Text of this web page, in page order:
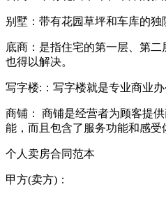
别墅：带有花园草坪和车库的
底商：是指住宅的第一层、第
也得以解决。
写字楼:：写字楼就是专业商业
商铺： 商铺是经营者为顾客提
能，而且包含了服务功能和感受
个人卖房合同范本
甲方(卖方)：